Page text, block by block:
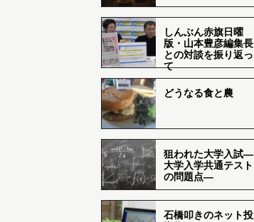
しんぶん赤旗日曜
版・山本豊彦編集長
との対談を振り返っ
て
どうなる食と農
狙われた大学入試―
大学入学共通テスト
の問題点―
石橋叩きのネット投